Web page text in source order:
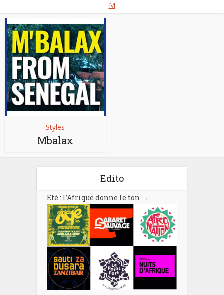
M
Styles
Mbalax
Edito
Eté : l’Afrique donne le ton →